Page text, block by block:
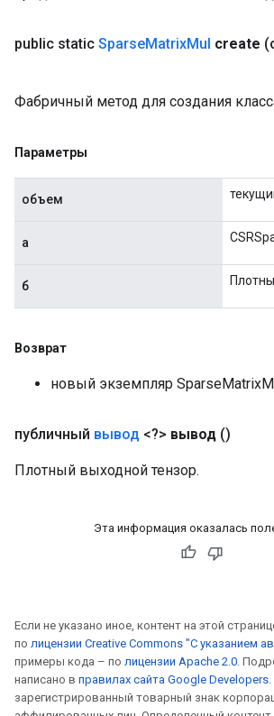
public static SparseMatrixMul create
Фабричный метод для создания
Параметры
объем
а
б
Возврат
новый экземпляр
публичный вывод <?> вывод ()
Плотный выходной тензор.
Эта информация оказалась
Если не указано иное, контент на этой
по лицензии Creative Commons "С указанием
примеры кода – по лицензии Apache 2.0.
написано в правилах сайта Google Developers
зарегистрированный товарный знак